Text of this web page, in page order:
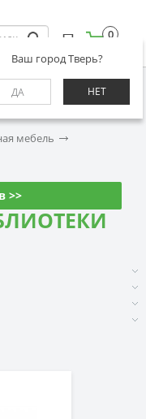
Ваш город Тверь?
ДА НЕТ
0
мебель
>>